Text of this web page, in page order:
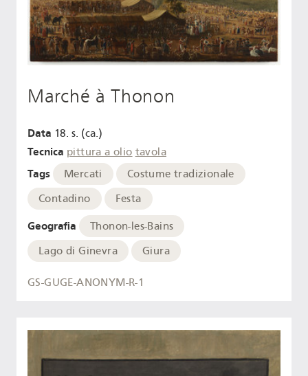
Marché à Thonon
Data 18. s. (ca.)
Tecnica pittura a olio tavola
Tags Mercati
Costume tradizionale
Contadino
Festa
Geografia
Thonon-les-Bains
Lago di Ginevra
Giura
GS-GUGE-ANONYM-R-1